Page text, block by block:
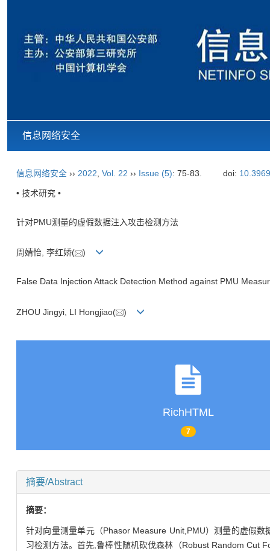
信息网络安全
信息网络安全 ›› 2022 Vol. 22 ›› Issue (5): 75-83. doi:
• 技术研究 •
针对PMU测量的虚假数据注入攻击检测方法
周婧怡, 李红娇( )
False Data Injection Attack Detection Method against PMU
ZHOU Jingyi, LI Hongjiao( )
RichHTML
7
摘要/Abstract
摘要：
针对向量测量单元（Phasor Measure Unit,PMU）测量的虚假
习检测方法。首先,鲁棒性随机砍伐森林（Robust Random Cut